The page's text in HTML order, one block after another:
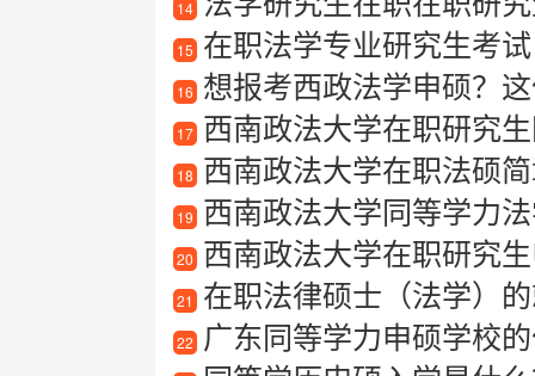
14
15 在职法学专业研究生考试
16 想报考西政法学申硕？
17 西南政法大学在职研究
18 西南政法大学在职法硕
19 西南政法大学同等学力
20 西南政法大学在职研究
21 在职法律硕士（法学）
22 广东同等学力申硕学校